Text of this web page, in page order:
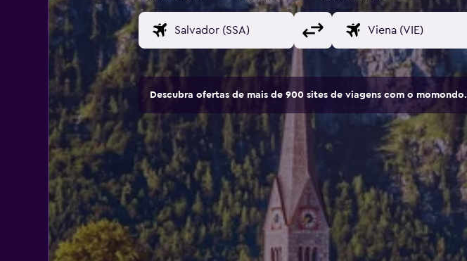
Descubra ofertas de mais de 900 sites de viagens com o momondo.